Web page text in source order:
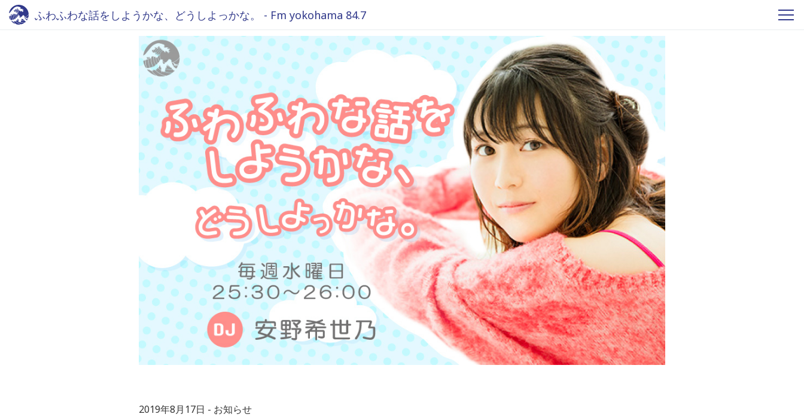
ふわふわな話をしようかな、どうしよっかな。 - Fm yokohama 84.7
2019年8月17日 お知らせ